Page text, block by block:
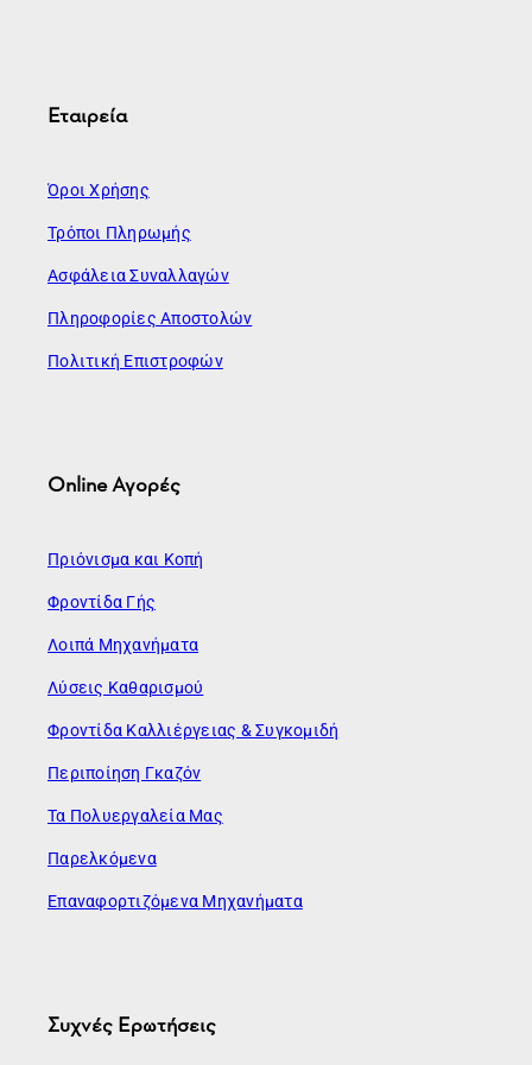
Εταιρεία
Όροι Χρήσης
Τρόποι Πληρωμής
Ασφάλεια Συναλλαγών
Πληροφορίες Αποστολών
Πολιτική Επιστροφών
Online Αγορές
Πριόνισμα και Κοπή
Φροντίδα Γής
Λοιπά Μηχανήματα
Λύσεις Καθαρισμού
Φροντίδα Καλλιέργειας & Συγκομιδή
Περιποίηση Γκαζόν
Τα Πολυεργαλεία Μας
Παρελκόμενα
Επαναφορτιζόμενα Μηχανήματα
Συχνές Ερωτήσεις